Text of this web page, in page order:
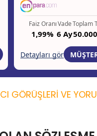
GÖRÜŞLERİ VE